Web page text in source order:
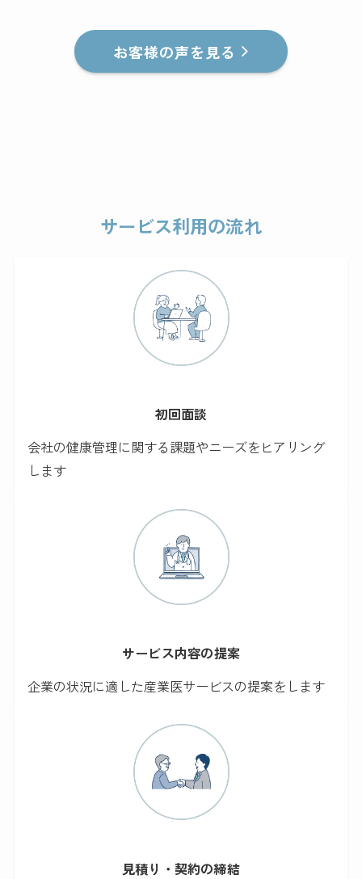
お客様の声を見る
サービス利用の流れ
初回面談
会社の健康管理に関する課題やニーズをヒアリング
します
サービス内容の提案
企業の状況に適した産業医サービスの提案をします
見積り・契約の締結